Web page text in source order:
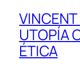
UTOPÍA
ÉTICA